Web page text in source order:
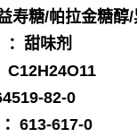
寿糖/帕拉金糖
：甜味剂
C12H24O11
82-0
：613-617-0